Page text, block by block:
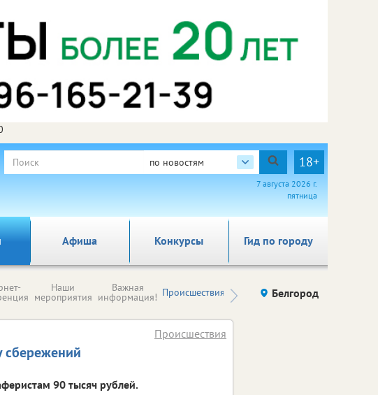
по новостям 18+
7 августа 2026 г.
пятница
Афиша Гид по городу
Конкурсы
Наши
мероприятия
Важная
информация! Происшествия Здоровье компаний (на
правах
Белгород
сбережений
Происшествия
90 тысяч рублей.